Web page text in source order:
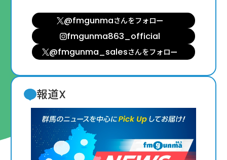
@fmgunmaさんをフォロー
fmgunma863_official
@fmgunma_salesさんをフォロー
報道X